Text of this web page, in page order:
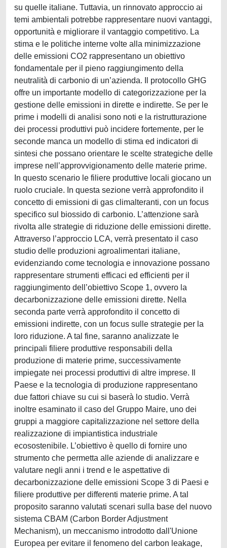
su quelle italiane. Tuttavia, un rinnovato approccio ai
temi ambientali potrebbe rappresentare nuovi vantaggi,
opportunità e migliorare il vantaggio competitivo. La
stima e le politiche interne volte alla minimizzazione
delle emissioni CO2 rappresentano un obiettivo
fondamentale per il pieno raggiungimento della
neutralità di carbonio di un’azienda. Il protocollo GHG
offre un importante modello di categorizzazione per la
gestione delle emissioni in dirette e indirette. Se per le
prime i modelli di analisi sono noti e la ristrutturazione
dei processi produttivi può incidere fortemente, per le
seconde manca un modello di stima ed indicatori di
sintesi che possano orientare le scelte strategiche delle
imprese nell’approvvigionamento delle materie prime.
In questo scenario le filiere produttive locali giocano un
ruolo cruciale. In questa sezione verrà approfondito il
concetto di emissioni di gas climalteranti, con un focus
specifico sul biossido di carbonio. L’attenzione sarà
rivolta alle strategie di riduzione delle emissioni dirette.
Attraverso l’approccio LCA, verrà presentato il caso
studio delle produzioni agroalimentari italiane,
evidenziando come tecnologia e innovazione possano
rappresentare strumenti efficaci ed efficienti per il
raggiungimento dell’obiettivo Scope 1, ovvero la
decarbonizzazione delle emissioni dirette. Nella
seconda parte verrà approfondito il concetto di
emissioni indirette, con un focus sulle strategie per la
loro riduzione. A tal fine, saranno analizzate le
principali filiere produttive responsabili della
produzione di materie prime, successivamente
impiegate nei processi produttivi di altre imprese. Il
Paese e la tecnologia di produzione rappresentano
due fattori chiave su cui si baserà lo studio. Verrà
inoltre esaminato il caso del Gruppo Maire, uno dei
gruppi a maggiore capitalizzazione nel settore della
realizzazione di impiantistica industriale
ecosostenibile. L’obiettivo è quello di fornire uno
strumento che permetta alle aziende di analizzare e
valutare negli anni i trend e le aspettative di
decarbonizzazione delle emissioni Scope 3 di Paesi e
filiere produttive per differenti materie prime. A tal
proposito saranno valutati scenari sulla base del nuovo
sistema CBAM (Carbon Border Adjustment
Mechanism), un meccanismo introdotto dall'Unione
Europea per evitare il fenomeno del carbon leakage,